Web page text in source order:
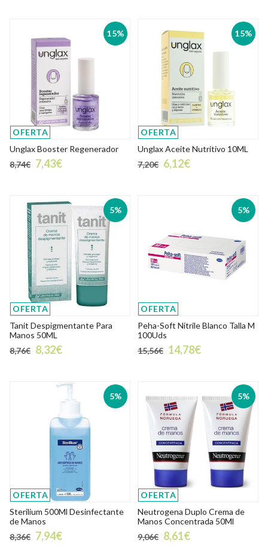
15%
OFERTA
Unglax Booster Regenerador
8,74€ 7,43€
15%
OFERTA
Unglax Aceite Nutritivo 10ML
7,20€ 6,12€
5%
OFERTA
Tanit Despigmentante Para
Manos 50ML
8,76€ 8,32€
5%
OFERTA
Peha-Soft Nitrile Blanco Talla M
100Uds
15,56€ 14,78€
5%
OFERTA
Sterilium 500Ml Desinfectante
de Manos
8,36€ 7,94€
5%
OFERTA
Neutrogena Duplo Crema de
Manos Concentrada 50Ml
9,06€ 8,61€